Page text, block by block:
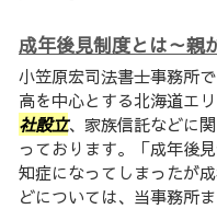
成年後見制度とは～親
小笠原宏司法書士事務所で
高を中心とする北海道エ
社設立、家族信託などに
っております。「成年後
知症になってしまったが
どについては、当事務所